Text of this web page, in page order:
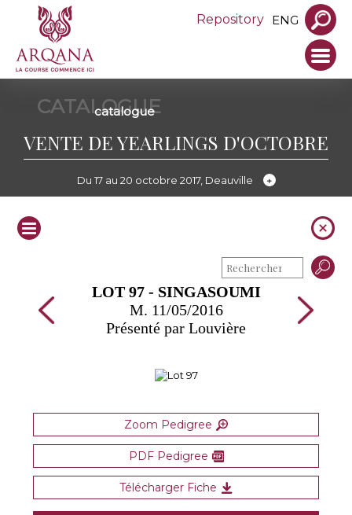
Repository ENG
CATALOGUE
catalogue
VENTE DE YEARLINGS D'OCTOBRE
Du 17 au 20 octobre 2017, Deauville
LOT 97 - SINGASOUMI
M. 11/05/2016
Présenté par Louvière
Zoom Pedigree
PDF Pedigree
Télécharger Fiche